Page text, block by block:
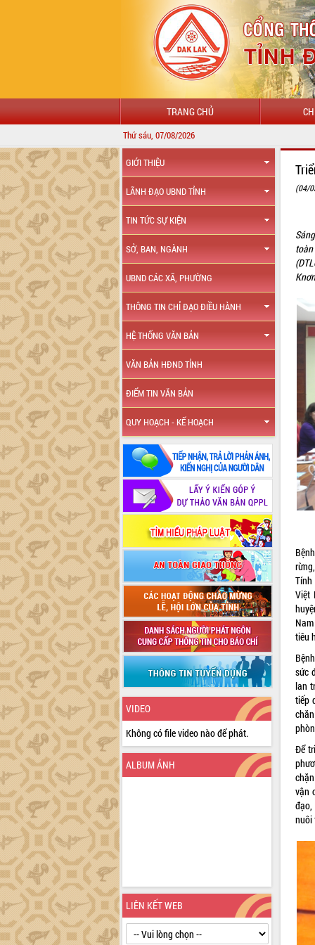
TRANG CHỦ
Thứ sáu, 07/08/2026
GIỚI THIỆU
LÃNH ĐẠO UBND TỈNH
TIN TỨC SỰ KIỆN
SỞ, BAN, NGÀNH
UBND CÁC XÃ, PHƯỜNG
THÔNG TIN CHỈ ĐẠO ĐIỀU HÀNH
HỆ THỐNG VĂN BẢN
VĂN BẢN HĐND TỈNH
ĐIỂM TIN VĂN BẢN
QUY HOẠCH - KẾ HOẠCH
VIDEO
Không có file video nào để phát.
ALBUM ẢNH
LIÊN KẾT WEB
(04/
Việt
tiêu
sức
lan
tiếp
Để
vận
nuôi